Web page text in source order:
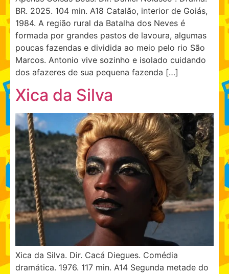
BR. 2025. 104 min. A18 Catalão, interior de Goiás,
1984. A região rural da Batalha dos Neves é
formada por grandes pastos de lavoura, algumas
poucas fazendas e dividida ao meio pelo rio São
Marcos. Antonio vive sozinho e isolado cuidando
dos afazeres de sua pequena fazenda […]
Xica da Silva
Xica da Silva. Dir. Cacá Diegues. Comédia
dramática. 1976. 117 min. A14 Segunda metade do